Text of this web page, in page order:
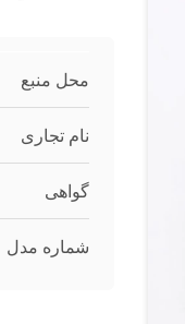
محل منبع
نام تجاری
گواهی
شماره مدل